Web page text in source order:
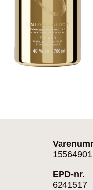
15564901
EPD-nr.
6241517